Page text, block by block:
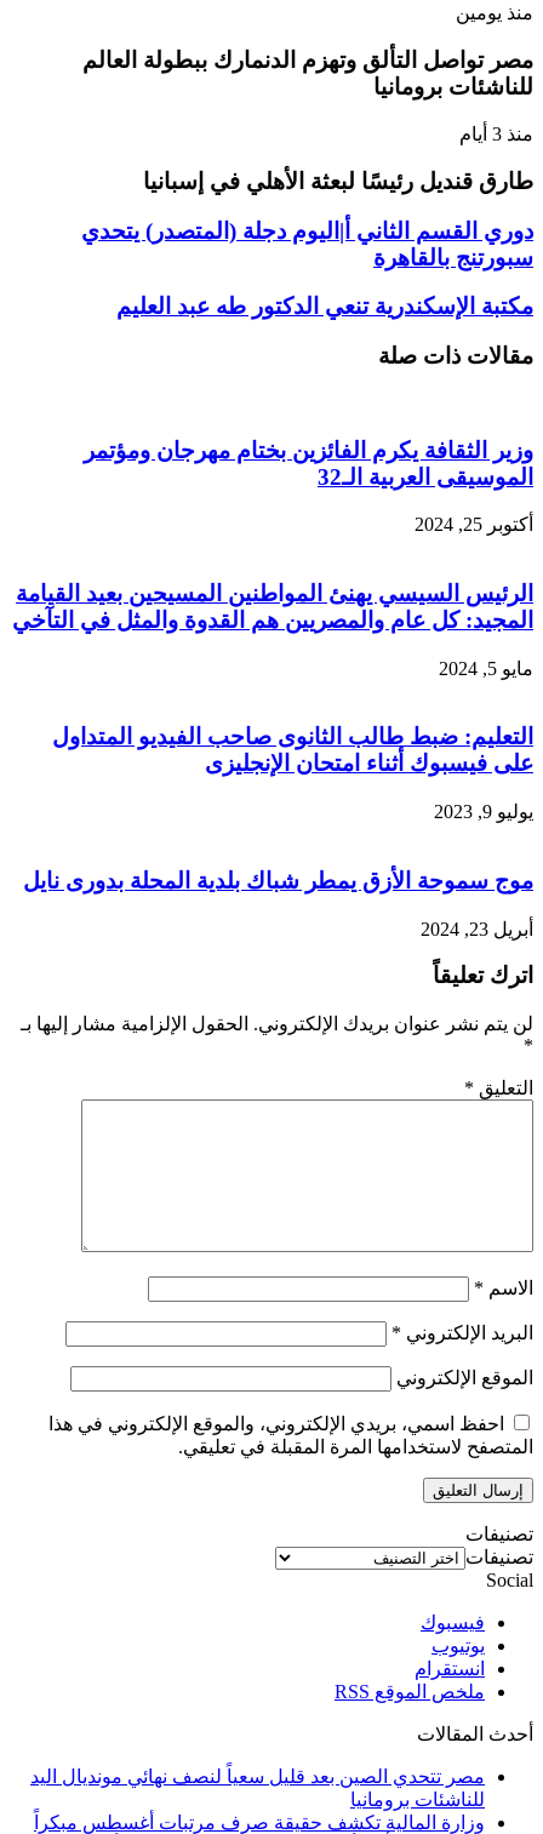
منذ يومين
مصر تواصل التألق وتهزم الدنمارك ببطولة العالم
للناشئات برومانيا
منذ 3 أيام
طارق قنديل رئيسًا لبعثة الأهلي في إسبانيا
دوري القسم الثاني أ|اليوم دجلة (المتصدر) يتحدي
سبورتنج بالقاهرة
مكتبة الإسكندرية تنعي الدكتور طه عبد العليم
مقالات ذات صلة
وزير الثقافة يكرم الفائزين بختام مهرجان ومؤتمر
الموسيقى العربية الـ32
أكتوبر 25, 2024
الرئيس السيسي يهنئ المواطنين المسيحين بعيد القيامة
المجيد: كل عام والمصريين هم القدوة والمثل في التآخي
مايو 5, 2024
التعليم: ضبط طالب الثانوى صاحب الفيديو المتداول
على فيسبوك أثناء امتحان الإنجليزى
يوليو 9, 2023
موج سموحة الأزق يمطر شباك بلدية المحلة بدورى نايل
أبريل 23, 2024
اترك تعليقاً
لن يتم نشر عنوان بريدك الإلكتروني. الحقول الإلزامية مشار إليها بـ
*
التعليق *
الاسم *
البريد الإلكتروني *
الموقع الإلكتروني
احفظ اسمي، بريدي الإلكتروني، والموقع الإلكتروني في هذا
المتصفح لاستخدامها المرة المقبلة في تعليقي.
تصنيفات
تصنيفات
Social
فيسبوك
يوتيوب
انستقرام
ملخص الموقع RSS
أحدث المقالات
مصر تتحدي الصين بعد قليل سعياً لنصف نهائي مونديال اليد
للناشئات برومانيا
وزارة المالية تكشف حقيقة صرف مرتبات أغسطس مبكراً